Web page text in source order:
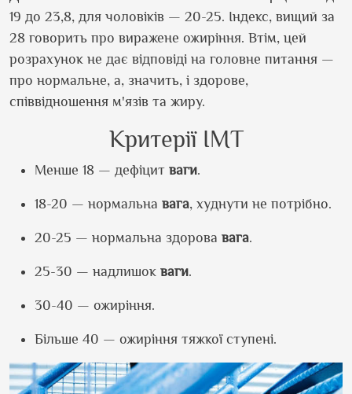
19 до 23,8, для чоловіків — 20-25. Індекс, вищий за
28 говорить про виражене ожиріння. Втім, цей
розрахунок не дає відповіді на головне питання —
про нормальне, а, значить, і здорове,
співвідношення м'язів та жиру.
Критерії ІМТ
Менше 18 — дефіцит ваги.
18-20 — нормальна вага, худнути не потрібно.
20-25 — нормальна здорова вага.
25-30 — надлишок ваги.
30-40 — ожиріння.
Більше 40 — ожиріння тяжкої ступені.